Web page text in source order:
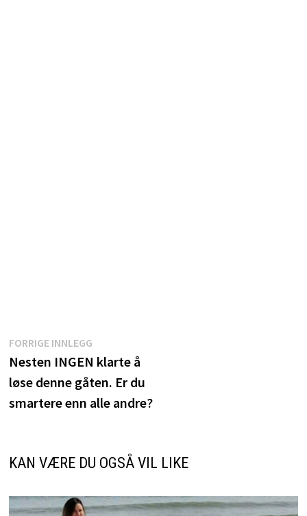
Innleggsnavigasjon
FORRIGE INNLEGGForrige
innlegg:
Nesten INGEN klarte å
løse denne gåten. Er du
smartere enn alle andre?
KAN VÆRE DU OGSÅ VIL LIKE